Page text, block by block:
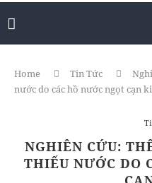
Home Tin Tức
nước do các hồ nước ngọt cạn
NGHIÊN CỨU:
THIẾU NƯỚC DO